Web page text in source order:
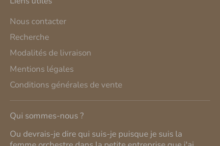
Nous contacter
Recherche
Modalités de livraison
Mentions légales
Conditions générales de vente
Qui sommes-nous ?
Ou devrais-je dire qui suis-je puisque je suis la